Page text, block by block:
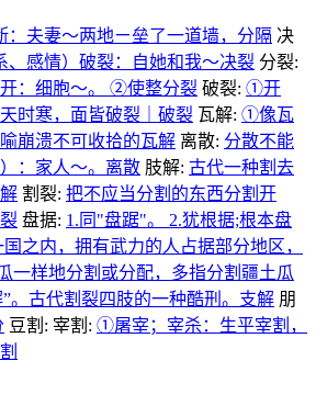
：夫妻～两地ㄧ垒了一道墙，分隔 决
、感情）破裂：自她和我～决裂 分裂:
：细胞～。 ②使整分裂 破裂: ①开
时寒，面皆破裂｜破裂 瓦解: ①像瓦
崩溃不可收拾的瓦解 离散: 分散不能
：家人～。离散 肢解: 古代一种割去
割裂: 把不应当分割的东西分割开
盘据: 1.同"盘踞"。 2.犹根据;根本盘
国之内，拥有武力的人占据部分地区，
一样地分割或分配，多指分割疆土瓜
”。古代割裂四肢的一种酷刑。支解 朋
豆割: 宰割: ①屠宰；宰杀：生平宰割，